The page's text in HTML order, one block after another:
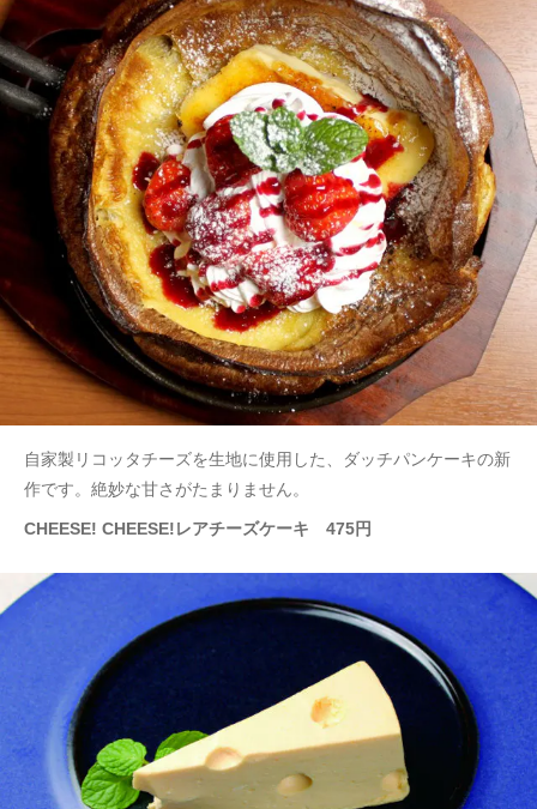
自家製リコッタチーズを生地に使用した、ダッチパンケーキの新
作です。絶妙な甘さがたまりません。
CHEESE! CHEESE!レアチーズケーキ 475円